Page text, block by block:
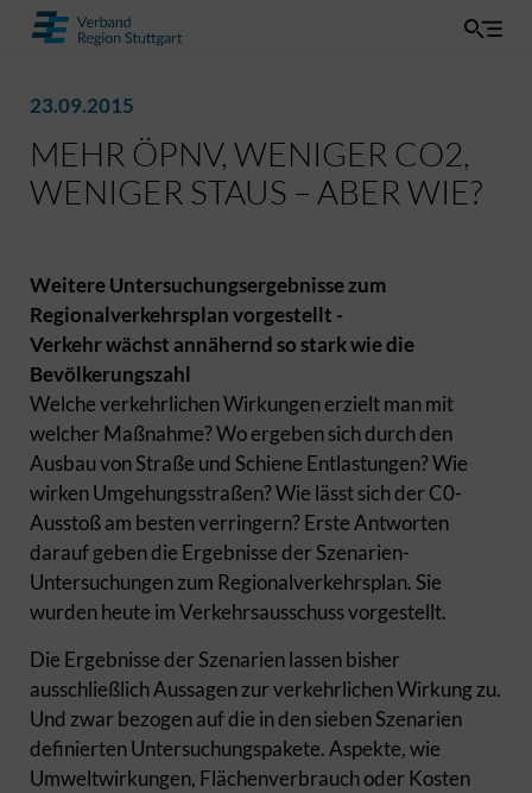
23.09.2015
MEHR ÖPNV, WENIGER CO2,
WENIGER STAUS – ABER WIE?
Weitere Untersuchungsergebnisse zum
Regionalverkehrsplan vorgestellt -
Verkehr wächst annähernd so stark wie die
Bevölkerungszahl
Welche verkehrlichen Wirkungen erzielt man mit
welcher Maßnahme? Wo ergeben sich durch den
Ausbau von Straße und Schiene Entlastungen? Wie
wirken Umgehungsstraßen? Wie lässt sich der C0-
Ausstoß am besten verringern? Erste Antworten
darauf geben die Ergebnisse der Szenarien-
Untersuchungen zum Regionalverkehrsplan. Sie
wurden heute im Verkehrsausschuss vorgestellt.
Die Ergebnisse der Szenarien lassen bisher
ausschließlich Aussagen zur verkehrlichen Wirkung zu.
Und zwar bezogen auf die in den sieben Szenarien
definierten Untersuchungspakete. Aspekte, wie
Umweltwirkungen, Flächenverbrauch oder Kosten